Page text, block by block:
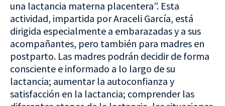
una lactancia materna placentera”. Esta
actividad, impartida por Araceli García, está
dirigida especialmente a embarazadas y a sus
acompañantes, pero también para madres en
postparto. Las madres podrán decidir de forma
consciente e informado a lo largo de su
lactancia; aumentar la autoconfianza y
satisfacción en la lactancia; comprender las